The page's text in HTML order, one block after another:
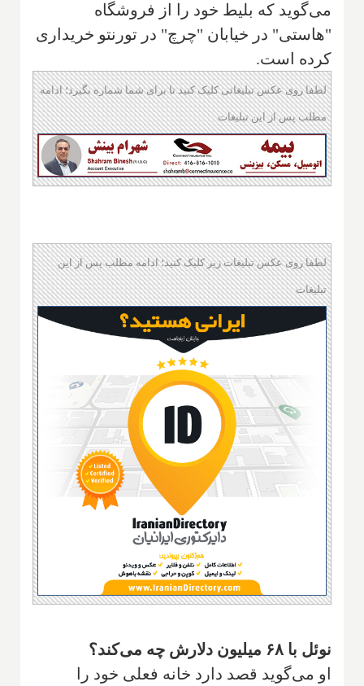
می‌گوید که بلیط خود را از فروشگاه
"هاستی" در خیابان "چرچ" در تورنتو خریداری
کرده است.
لطفا روی عکس تبلیغاتی کلیک کنید تا برای شما شماره بگیرد؛ ادامه
مطلب پس از این تبلیغات
لطفا روی عکس تبلیغات زیر کلیک کنید؛ ادامه مطلب پس از این
تبلیغات
نوئل با ۶۸ میلیون دلارش چه می‌کند؟
او می‌گوید قصد دارد خانه فعلی خود را